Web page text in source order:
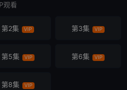
观看
第2集 VIP 第3集 VIP
第5集 VIP 第6集 VIP
第8集 VIP